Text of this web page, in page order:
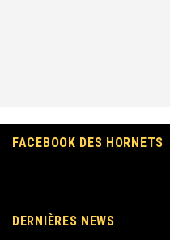
FACEBOOK DES HORNETS
DERNIÈRES NEWS